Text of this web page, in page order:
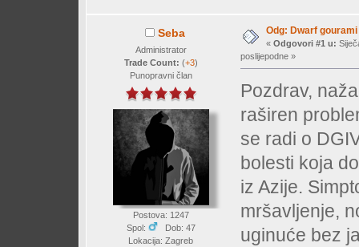
Seba
Administrator
Trade Count: (+3)
Punopravni član
Postova: 1247
Spol:
Dob: 47
Lokacija: Zagreb
Odg: Dwarf
« Odgovori #1 u:
poslijepodne »
Pozdrav,
raširen
se radi o
bolesti koja
iz Azije.
mršavljenje,
uginuće bez